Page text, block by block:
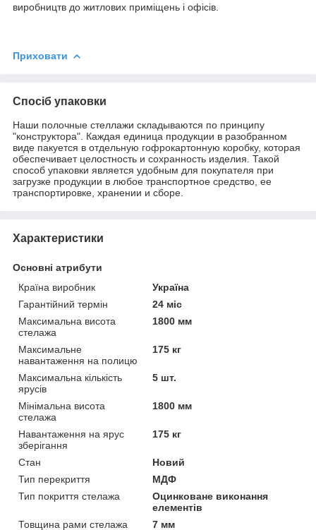
виробництв до житлових приміщень і офісів.
Приховати
Спосіб упаковки
Наши полочные стеллажи складываются по принципу
"конструктора". Каждая единица продукции в разобранном
виде пакуется в отдельную гофрокартонную коробку, которая
обеспечивает целостность и сохранность изделия. Такой
способ упаковки является удобным для покупателя при
загрузке продукции в любое транспортное средство, ее
транспортировке, хранении и сборе.
Характеристики
Основні атрибути
Країна виробник
Україна
Гарантійний термін
24 міс
Максимальна висота
стелажа
1800 мм
Максимальне
навантаження на полицю
175 кг
Максимальна кількість
ярусів
5 шт.
Мінімальна висота
стелажа
1800 мм
Навантаження на ярус
зберігання
175 кг
Стан
Новий
Тип перекриття
МДФ
Тип покриття стелажа
Оцинковане виконання
елементів
Товщина рами стелажа
7 мм